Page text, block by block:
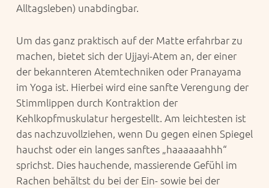
Alltagsleben) unabdingbar.
Um das ganz praktisch auf der Matte erfahrbar zu
machen, bietet sich der Ujjayi-Atem an, der einer
der bekannteren Atemtechniken oder Pranayama
im Yoga ist. Hierbei wird eine sanfte Verengung der
Stimmlippen durch Kontraktion der
Kehlkopfmuskulatur hergestellt. Am leichtesten ist
das nachzuvollziehen, wenn Du gegen einen Spiegel
hauchst oder ein langes sanftes „haaaaaahhh“
sprichst. Dies hauchende, massierende Gefühl im
Rachen behältst du bei der Ein- sowie bei der